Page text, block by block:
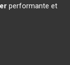
performante et